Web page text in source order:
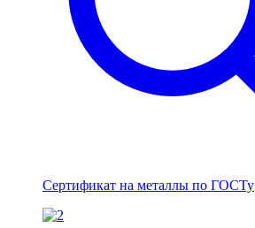
Сертификат на металлы по ГОСТу